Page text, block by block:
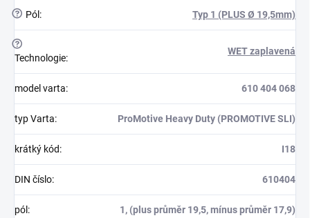
? Pól: Typ 1 (PLUS Ø 19,5mm)
?
Technologie:
WET zaplavená
model varta: 610 404 068
typ Varta: ProMotive Heavy Duty (PROMOTIVE SLI)
krátký kód: I18
DIN číslo: 610404
pól: 1, (plus průměr 19,5, mínus průměr 17,9)